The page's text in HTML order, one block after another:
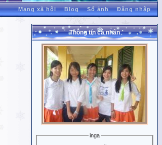
Mạng xã hội Blog Sổ ảnh Đăng nhập
Thông tin cá nhân
inga